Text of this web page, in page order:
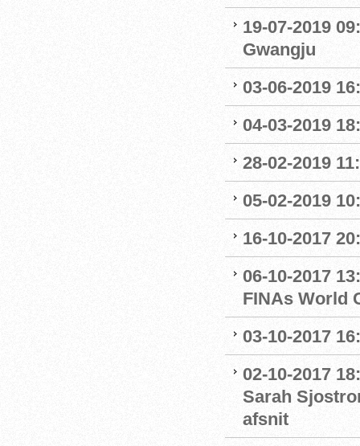
19-07-2019
Gwangju
03-06-2019
04-03-2019
28-02-2019
05-02-2019
16-10-2017
06-10-2017
FINAs World
03-10-2017
02-10-2017
Sarah
afsnit